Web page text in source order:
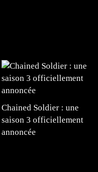
Chained Soldier : une
saison 3 officiellement
annoncée